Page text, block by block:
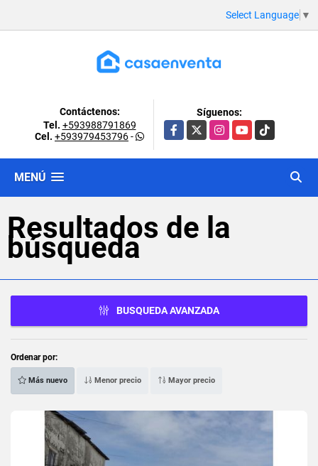
Select Language ▼
Contáctenos:
Tel. +593988791869
Cel. +593979453796-
Síguenos:
Facebook
X InstagramYouTubeTikTok
MENÚ
Resultados de la
búsqueda
BUSQUEDA AVANZADA
Ordenar por:
Más nuevo Menor precio Mayor precio